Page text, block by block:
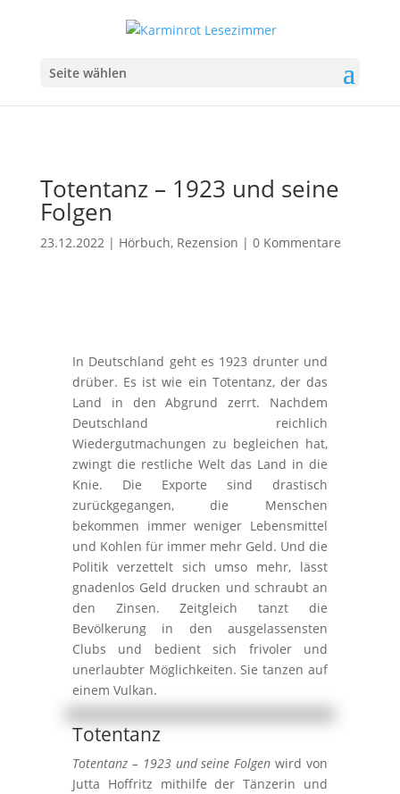
Seite wählen
Totentanz – 1923 und seine
Folgen
23.12.2022 | Hörbuch, Rezension | 0 Kommentare
In Deutschland geht es 1923 drunter und
drüber. Es ist wie ein Totentanz, der das
Land in den Abgrund zerrt. Nachdem
Deutschland reichlich
Wiedergutmachungen zu begleichen hat,
zwingt die restliche Welt das Land in die
Knie. Die Exporte sind drastisch
zurückgegangen, die Menschen
bekommen immer weniger Lebensmittel
und Kohlen für immer mehr Geld. Und die
Politik verzettelt sich umso mehr, lässt
gnadenlos Geld drucken und schraubt an
den Zinsen. Zeitgleich tanzt die
Bevölkerung in den ausgelassensten
Clubs und bedient sich frivoler und
unerlaubter Möglichkeiten. Sie tanzen auf
einem Vulkan.
Totentanz
Totentanz – 1923 und seine Folgenwird von
Jutta Hoffritz mithilfe der Tänzerin und